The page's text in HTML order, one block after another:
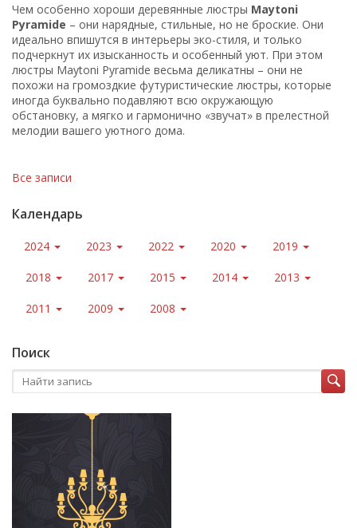
Чем особенно хороши деревянные люстры Maytoni
Pyramide – они нарядные, стильные, но не броские. Они
идеально впишутся в интерьеры эко-стиля, и только
подчеркнут их изысканность и особенный уют. При этом
люстры Maytoni Pyramide весьма деликатны – они не
похожи на громоздкие футуристические люстры, которые
иногда буквально подавляют всю окружающую
обстановку, а мягко и гармонично «звучат» в прелестной
мелодии вашего уютного дома.
Все записи
Календарь
2024 2023 2022 2020 2019
2018 2017 2015 2014 2013
2011 2009 2008
Поиск